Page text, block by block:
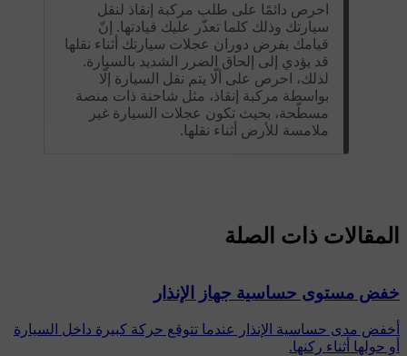
احرص دائمًا على طلب مركبة إنقاذ لنقل
سيارتك وذلك كلما تعذّر عليك قيادتها. إنّ
قيامك بفرض دوران عجلات سيارتك أثناء نقلها
قد يؤدي إلى إلحاق الضرر الشديد بالسيارة.
لذلك، احرص على ألّا يتم نقل السيارة إلّا
بواسطة مركبة إنقاذ، مثل شاحنة ذات منصة
مسطّحة، بحيث تكون عجلات السيارة غير
ملامسة للأرض أثناء نقلها.
المقالات ذات الصلة
خفض مستوى حساسية جهاز الإنذار
أخفض مدى حساسية الإنذار عندما تتوقع حركة كبيرة داخل السيارة
أو حولها أثناء ركنها.